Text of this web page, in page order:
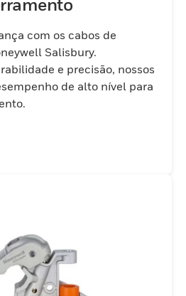
com os cabos de
Salisbury.
e precisão, nossos
de alto nível para